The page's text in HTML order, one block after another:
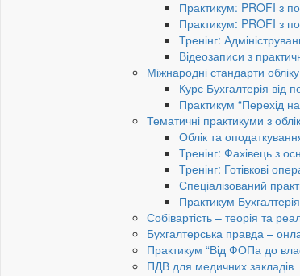
Практикум: PROFI з
Практикум: PROFI з
Тренінг:
Відеозаписи з
Міжнародні стандарти обліку
Курс Бухгалтерія від
Практикум “Перехід
Тематичні практикуми з
Облік та
Тренінг: Фахівець з
Тренінг: Готівкові
Спеціалізований
Практикум
Собівартість – теорія та
Бухгалтерська правда –
Практикум “Від ФОПа до
ПДВ для медичних закладів